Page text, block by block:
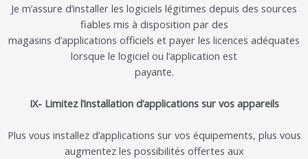
Je m’assure d’installer les logiciels légitimes depuis des sources
fiables mis à disposition par des
magasins d’applications officiels et payer les licences adéquates
lorsque le logiciel ou l’application est
payante.
IX- Limitez l’installation d’applications sur vos appareils
Plus vous installez d’applications sur vos équipements, plus vous
augmentez les possibilités offertes aux